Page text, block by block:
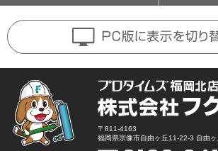
〒811-4163
福岡県宗像市自由ヶ丘11-22-3 自由